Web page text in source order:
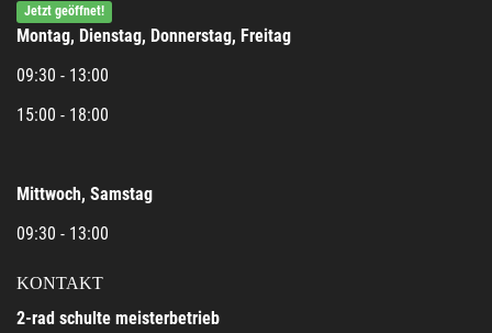
Jetzt geöffnet!
Montag, Dienstag, Donnerstag, Freitag
09:30 - 13:00
15:00 - 18:00
Mittwoch, Samstag
09:30 - 13:00
KONTAKT
2-rad schulte meisterbetrieb